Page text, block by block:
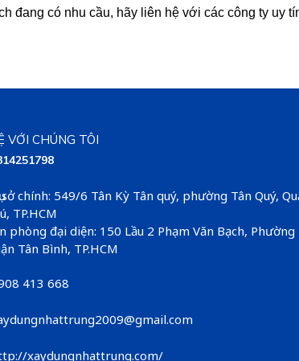
đang có nhu cầu, hãy liên hệ với các công ty uy
VỚI CHÚNG TÔI
sở chính: 549/6 Tân Kỳ Tân quý, phường Tân Quý,
TP.HCM
phòng đại diện: 150 Lầu 2 Phạm Văn Bạch, Phường
Tân Bình, TP.HCM
413 668
xaydungnhattrung.com/